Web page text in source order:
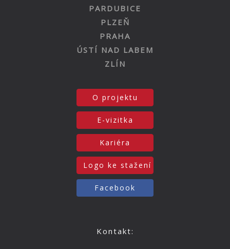
PARDUBICE
PLZEŇ
PRAHA
ÚSTÍ NAD LABEM
ZLÍN
O projektu
E-vizitka
Kariéra
Logo ke stažení
Facebook
Kontakt: